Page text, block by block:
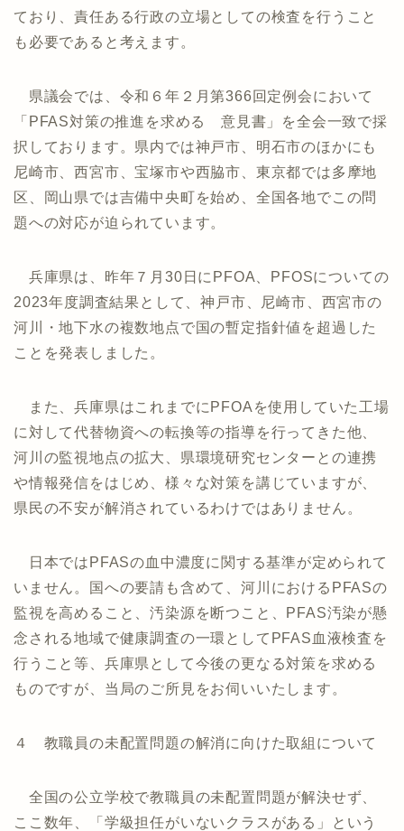
ており、責任ある行政の立場としての検査を行うこと
も必要であると考えます。
県議会では、令和６年２月第366回定例会において
「PFAS対策の推進を求める 意見書」を全会一致で採
択しております。県内では神戸市、明石市のほかにも
尼崎市、西宮市、宝塚市や西脇市、東京都では多摩地
区、岡山県では吉備中央町を始め、全国各地でこの問
題への対応が迫られています。
兵庫県は、昨年７月30日にPFOA、PFOSについての
2023年度調査結果として、神戸市、尼崎市、西宮市の
河川・地下水の複数地点で国の暫定指針値を超過した
ことを発表しました。
また、兵庫県はこれまでにPFOAを使用していた工場
に対して代替物資への転換等の指導を行ってきた他、
河川の監視地点の拡大、県環境研究センターとの連携
や情報発信をはじめ、様々な対策を講じていますが、
県民の不安が解消されているわけではありません。
日本ではPFASの血中濃度に関する基準が定められて
いません。国への要請も含めて、河川におけるPFASの
監視を高めること、汚染源を断つこと、PFAS汚染が懸
念される地域で健康調査の一環としてPFAS血液検査を
行うこと等、兵庫県として今後の更なる対策を求める
ものですが、当局のご所見をお伺いいたします。
４ 教職員の未配置問題の解消に向けた取組について
全国の公立学校で教職員の未配置問題が解決せず、
ここ数年、「学級担任がいないクラスがある」という